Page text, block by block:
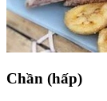
Chần (hấp)